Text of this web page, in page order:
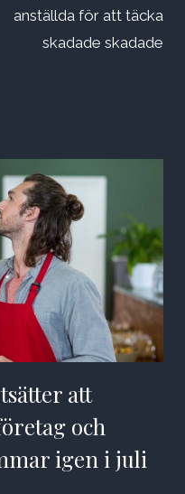
anställda för att täcka
skadade skadade
att
och
igen i juli